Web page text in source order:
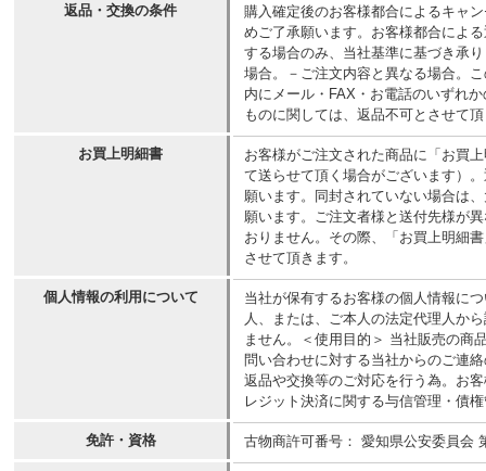
返品・交換の条件
購入確定後のお客様都合によるキャ
めご了承願います。お客様都合によ
する場合のみ、当社基準に基づき承
場合。－ご注文内容と異なる場合。
内にメール・FAX・お電話のいずれ
ものに関しては、返品不可とさせて
お買上明細書
お客様がご注文された商品に「お買
て送らせて頂く場合がございます）
願います。同封されていない場合は
願います。ご注文者様と送付先様が
おりません。その際、「お買上明細
させて頂きます。
個人情報の利用について
当社が保有するお客様の個人情報に
人、または、ご本人の法定代理人か
ません。＜使用目的＞ 当社販売の商
問い合わせに対する当社からのご連
返品や交換等のご対応を行う為。お
レジット決済に関する与信管理・債
免許・資格 古物商許可番号： 愛知県公安委員会